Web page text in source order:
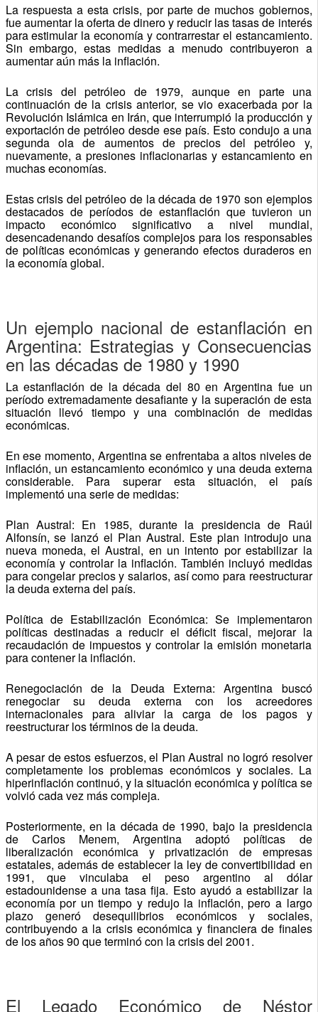
La respuesta a esta crisis, por parte de muchos gobiernos,
fue aumentar la oferta de dinero y reducir las tasas de interés
para estimular la economía y contrarrestar el estancamiento.
Sin embargo, estas medidas a menudo contribuyeron a
aumentar aún más la inflación.
La crisis del petróleo de 1979, aunque en parte una
continuación de la crisis anterior, se vio exacerbada por la
Revolución Islámica en Irán, que interrumpió la producción y
exportación de petróleo desde ese país. Esto condujo a una
segunda ola de aumentos de precios del petróleo y,
nuevamente, a presiones inflacionarias y estancamiento en
muchas economías.
Estas crisis del petróleo de la década de 1970 son ejemplos
destacados de períodos de estanflación que tuvieron un
impacto económico significativo a nivel mundial,
desencadenando desafíos complejos para los responsables
de políticas económicas y generando efectos duraderos en
la economía global.
Un ejemplo nacional de estanflación en
Argentina: Estrategias y Consecuencias
en las décadas de 1980 y 1990
La estanflación de la década del 80 en Argentina fue un
período extremadamente desafiante y la superación de esta
situación llevó tiempo y una combinación de medidas
económicas.
En ese momento, Argentina se enfrentaba a altos niveles de
inflación, un estancamiento económico y una deuda externa
considerable. Para superar esta situación, el país
implementó una serie de medidas:
Plan Austral: En 1985, durante la presidencia de Raúl
Alfonsín, se lanzó el Plan Austral. Este plan introdujo una
nueva moneda, el Austral, en un intento por estabilizar la
economía y controlar la inflación. También incluyó medidas
para congelar precios y salarios, así como para reestructurar
la deuda externa del país.
Política de Estabilización Económica: Se implementaron
políticas destinadas a reducir el déficit fiscal, mejorar la
recaudación de impuestos y controlar la emisión monetaria
para contener la inflación.
Renegociación de la Deuda Externa: Argentina buscó
renegociar su deuda externa con los acreedores
internacionales para aliviar la carga de los pagos y
reestructurar los términos de la deuda.
A pesar de estos esfuerzos, el Plan Austral no logró resolver
completamente los problemas económicos y sociales. La
hiperinflación continuó, y la situación económica y política se
volvió cada vez más compleja.
Posteriormente, en la década de 1990, bajo la presidencia
de Carlos Menem, Argentina adoptó políticas de
liberalización económica y privatización de empresas
estatales, además de establecer la ley de convertibilidad en
1991, que vinculaba el peso argentino al dólar
estadounidense a una tasa fija. Esto ayudó a estabilizar la
economía por un tiempo y redujo la inflación, pero a largo
plazo generó desequilibrios económicos y sociales,
contribuyendo a la crisis económica y financiera de finales
de los años 90 que terminó con la crisis del 2001.
El Legado Económico de Néstor